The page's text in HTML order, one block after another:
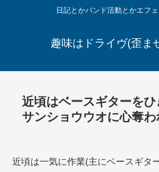
日記とかバンド活動とかエフェ
趣味はドライヴ(歪ま
近頃はベースギターを
サンショウウオに心奪わ
近頃は一気に作業(主にベースギタ